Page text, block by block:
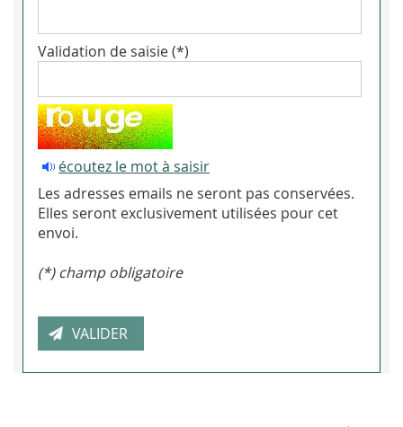
Validation de saisie (*)
écoutez le mot à saisir
Les adresses emails ne seront pas conservées.
Elles seront exclusivement utilisées pour cet
envoi.
(*) champ obligatoire